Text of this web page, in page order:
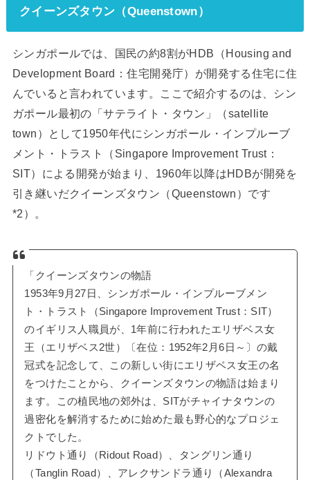
クイーンズタウン（Queenstown）
シンガポールでは、国民の約8割がHDB（Housing and
Development Board：住宅開発庁）が開発する住宅に住
んでいると言われています。ここで紹介するのは、シン
ガポール最初の「サテライト・タウン」（satellite
town）として1950年代にシンガポール・インプルーブ
メント・トラスト（Singapore Improvement Trust：
SIT）による開発が始まり、1960年以降はHDBが開発を
引き継いだクイーンズタウン（Queenstown）です
*2）。
「クイーンズタウンの物語
1953年9月27日、シンガポール・インプルーブメン
ト・トラスト（Singapore Improvement Trust：SIT）
のイギリス人職員が、1年前に行われたエリザベス女
王（エリザベス2世）〔在位：1952年2月6日～〕の戴
冠式を記念して、この新しい街にエリザベス女王の名
をつけたことから、クイーンズタウンの物語は始まり
ます。この植民地の郊外は、SITがチャイナタウンの
過密化を解消するために始めた最も野心的なプロジェ
クトでした。
リドウト通り（Ridout Road）、タングリン通り
（Tanglin Road）、アレクサンドラ通り（Alexandra